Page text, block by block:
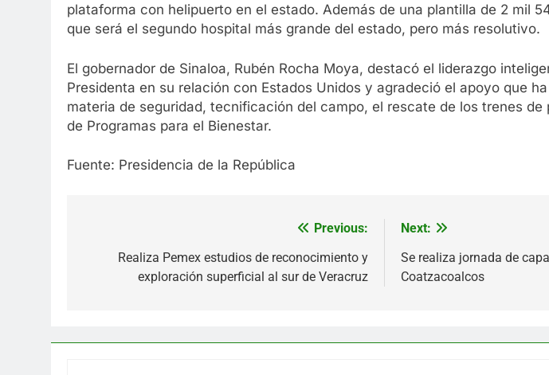
plataforma con helipuerto en el estado. Además de una plantilla de 2 mil
que será el segundo hospital más grande del estado, pero más resolutivo.
El gobernador de Sinaloa, Rubén Rocha Moya, destacó el liderazgo
Presidenta en su relación con Estados Unidos y agradeció el apoyo que
materia de seguridad, tecnificación del campo, el rescate de los trenes de
de Programas para el Bienestar.
Fuente: Presidencia de la República
entradas
Previous:
Realiza Pemex estudios de reconocimiento y
exploración superficial al sur de Veracruz
Next:
Se realiza jornada de
Coatzacoalcos